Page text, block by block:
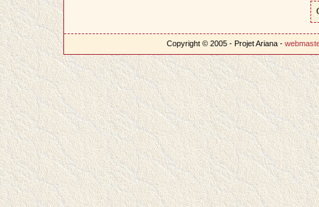
Copyright © 2005 - Projet Ariana -